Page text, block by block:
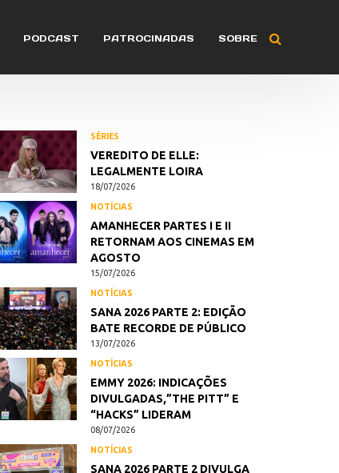
PODCAST PATROCINADAS SOBRE
SÉRIES
VEREDITO DE ELLE:
LEGALMENTE LOIRA
18/07/2026
NOTÍCIAS
AMANHECER PARTES I E II
RETORNAM AOS CINEMAS EM
AGOSTO
15/07/2026
NOTÍCIAS
SANA 2026 PARTE 2: EDIÇÃO
BATE RECORDE DE PÚBLICO
13/07/2026
NOTÍCIAS
EMMY 2026: INDICAÇÕES
DIVULGADAS,”THE PITT” E
“HACKS” LIDERAM
08/07/2026
NOTÍCIAS
SANA 2026 PARTE 2 DIVULGA